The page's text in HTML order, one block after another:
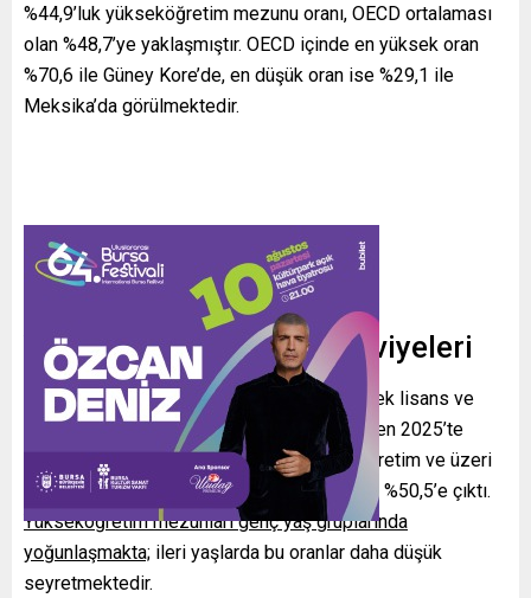
%44,9’luk yükseköğretim mezunu oranı, OECD ortalaması
olan %48,7’ye yaklaşmıştır. OECD içinde en yüksek oran
%70,6 ile Güney Kore’de, en düşük oran ise %29,1 ile
Meksika’da görülmektedir.
Yaş Grupları ve Eğitim Seviyeleri
25 yaş ve üzerindeki önlisans, lisans, yüksek lisans ve
doktora mezunlarının oranı 2008’de %9,8 iken 2025’te
%26,1’e yükseldi. Aynı yaş grubunda ortaöğretim ve üzeri
mezun oranı ise 2008’de %26,5’ten 2025’te %50,5’e çıktı.
Yükseköğretim mezunları genç yaş gruplarında
yoğunlaşmakta; ileri yaşlarda bu oranlar daha düşük
seyretmektedir.